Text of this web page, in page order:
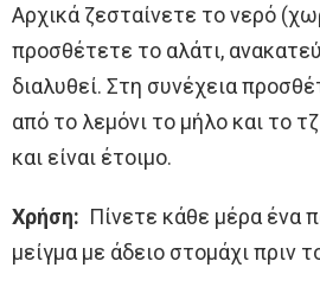
Αρχικά ζεσταίνετε το νερό
προσθέτετε το αλάτι,
διαλυθεί. Στη συνέχεια
από το λεμόνι το μήλο και το
και είναι έτοιμο.
Χρήση: Πίνετε κάθε μέρα ένα
μείγμα με άδειο στομάχι πριν